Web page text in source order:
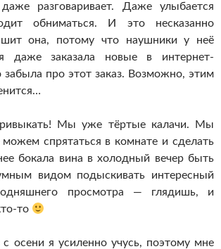
разговаривает. Даже улыбается
обниматься. И это несказанно
она, потому что наушники у неё
даже заказала новые в интернет-
забыла про этот заказ. Возможно, этим
Мы уже тёртые калачи. Мы
спрятаться в комнате и сделать
бокала вина в холодный вечер быть
видом подыскивать интересный
просмотра — глядишь, и
то
осени я усиленно учусь, поэтому мне